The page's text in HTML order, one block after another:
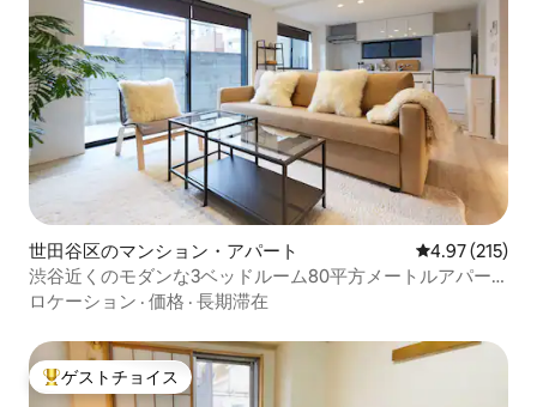
世田谷区のマンション・アパート レビュー215
4.97 (215)
渋谷近くのモダンな3ベッドルーム80平方メートルアパー
ト！
ロケーション · 価格 · 長期滞在
大好評のゲストチョイスです。
ゲストチョイス